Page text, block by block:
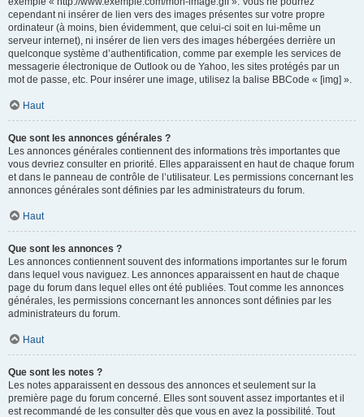
cependant ni insérer de lien vers des images présentes sur votre propre
ordinateur (à moins, bien évidemment, que celui-ci soit en lui-même un
serveur internet), ni insérer de lien vers des images hébergées derrière un
quelconque système d’authentification, comme par exemple les services de
messagerie électronique de Outlook ou de Yahoo, les sites protégés par un
mot de passe, etc. Pour insérer une image, utilisez la balise BBCode « [img] ».
Haut
Que sont les annonces générales ?
Les annonces générales contiennent des informations très importantes que
vous devriez consulter en priorité. Elles apparaissent en haut de chaque forum
et dans le panneau de contrôle de l’utilisateur. Les permissions concernant les
annonces générales sont définies par les administrateurs du forum.
Haut
Que sont les annonces ?
Les annonces contiennent souvent des informations importantes sur le forum
dans lequel vous naviguez. Les annonces apparaissent en haut de chaque
page du forum dans lequel elles ont été publiées. Tout comme les annonces
générales, les permissions concernant les annonces sont définies par les
administrateurs du forum.
Haut
Que sont les notes ?
Les notes apparaissent en dessous des annonces et seulement sur la
première page du forum concerné. Elles sont souvent assez importantes et il
est recommandé de les consulter dès que vous en avez la possibilité. Tout